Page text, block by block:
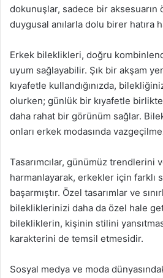
dokunuşlar, sadece bir
duygusal anılarla dolu birer hatıra
Erkek bileklikleri, doğru
uyum sağlayabilir. Şık bir akşam
kıyafetle kullandığınızda,
olurken; günlük bir kıyafetle birlikte
daha rahat bir görünüm sağlar.
onları erkek modasında
Tasarımcılar, günümüz trendlerini
harmanlayarak, erkekler için farklı
başarmıştır. Özel tasarımlar ve
bilekliklerinizi daha da özel hale
bilekliklerin, kişinin stilini
karakterini de temsil etmesidir.
Sosyal medya ve moda